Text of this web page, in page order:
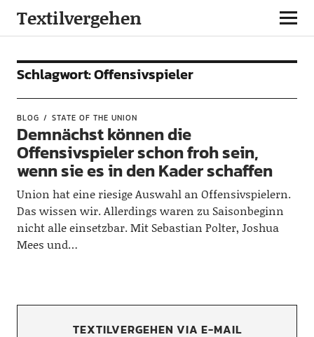
Textilvergehen
Schlagwort:Offensivspieler
BLOG STATE OF THE UNION
Demnächst können die
Offensivspieler schon froh sein,
wenn sie es in den Kader schaffen
Union hat eine riesige Auswahl an Offensivspielern.
Das wissen wir. Allerdings waren zu Saisonbeginn
nicht alle einsetzbar. Mit Sebastian Polter, Joshua
Mees und…
TEXTILVERGEHEN VIA E-MAIL